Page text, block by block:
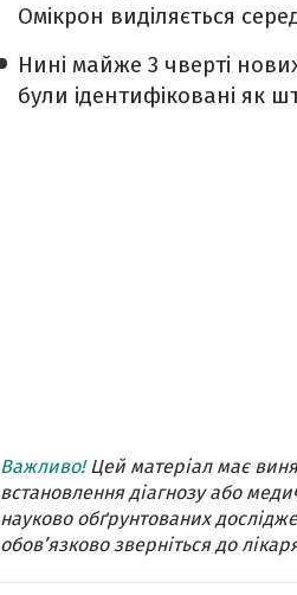
Омікрон виділяється
Нині майже 3 чверті
були ідентифіковані як
Важливо!Цей матеріал має
встановлення діагнозу або
науково обґрунтованих
обов’язково зверніться до